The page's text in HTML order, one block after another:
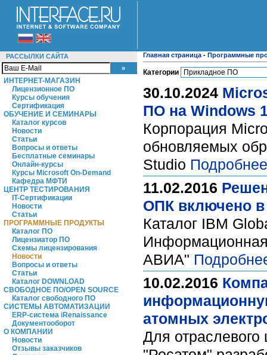
РАССЫЛКИ САЙТА
ИНТЕРНЕТ-МАГАЗИН
Лицензионное ПО
Курсы обучения
Сертификация
ОБУЧЕНИЕ И СЕМИНАРЫ
Каталог курсов
Новости
Статьи
Вопросы и ответы
Бесплатные семинары
Онлайн-курсы
Курсы Microsoft On-Demand
Кафедра МФТИ
ЦЕНТР ТЕСТИРОВАНИЯ
IT-Сертификации
Новости
Статьи
ПРОГРАММНЫЕ ПРОДУКТЫ
Каталог ПО
Лицензиатор ПО
Схемы лицензирования
Новости
Вопросы и ответы
Статьи
Каталог DOWNLOAD
СВОБОДНОЕ ПО/OPEN SOURCE
Каталог свободного ПО
СИСТЕМЫ АВТОМАТИЗАЦИИ
ERP-система iRenaissance
Документооборот
О КОМПАНИИ
Новости
Отзывы заказчиков
Главная страница - Программные
Категории
30.10.2024
ПО на Windows
Корпорация
обновляемых
Studio
11.02.2016
ОПК включено в
Каталог IBM
АВИА"
10.02.2016
атомных
Для отраслевого